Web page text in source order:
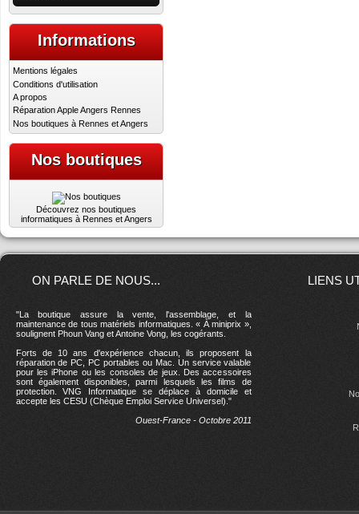
Informations
Mentions légales
Conditions d'utilisation
A propos
Réparation Apple Angers Rennes
Nos boutiques à Rennes et Angers
Nos boutiques
Découvrez nos boutiques
informatiques à Rennes et Angers
ON PARLE DE NOUS...
"La boutique assure la vente, l'assemblage, et la
maintenance de tous matériels informatiques. « À miniprix »,
soulignent Phoun Vang et Antoine Vong, les cogérants.
Forts de 10 ans d'expérience chacun, ils proposent la
réparation de PC, PC portables ou Mac. Un service valable
pour les iPhone ou les consoles de jeux. Des accessoires
sont également disponibles, parmi lesquels les films de
protection. VNG Informatique se déplace à domicile et
accepte les CESU (Chèque Emploi Service Universel)."
Ouest-France - Octobre 2011
LIENS